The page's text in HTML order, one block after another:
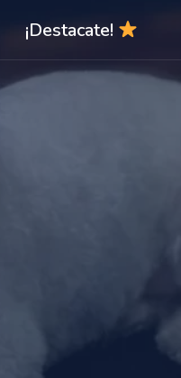
¡Destacate!